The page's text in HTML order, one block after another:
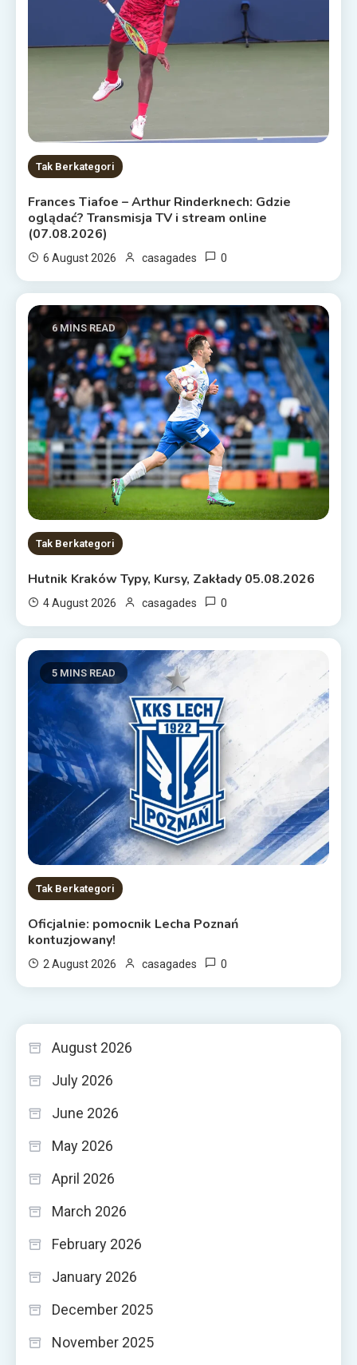
Tak Berkategori
Frances Tiafoe – Arthur Rinderknech: Gdzie
oglądać? Transmisja TV i stream online
(07.08.2026)
6 August 2026 casagades 0
6 MINS READ
Tak Berkategori
Hutnik Kraków Typy, Kursy, Zakłady 05.08.2026
4 August 2026 casagades 0
5 MINS READ
Tak Berkategori
Oficjalnie: pomocnik Lecha Poznań
kontuzjowany!
2 August 2026 casagades 0
August 2026
July 2026
June 2026
May 2026
April 2026
March 2026
February 2026
January 2026
December 2025
November 2025